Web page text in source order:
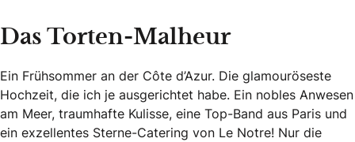
Das Torten-Malheur
Ein Frühsommer an der Côte d’Azur. Die glamouröseste
Hochzeit, die ich je ausgerichtet habe. Ein nobles Anwesen
am Meer, traumhafte Kulisse, eine Top-Band aus Paris und
ein exzellentes Sterne-Catering von Le Notre! Nur die